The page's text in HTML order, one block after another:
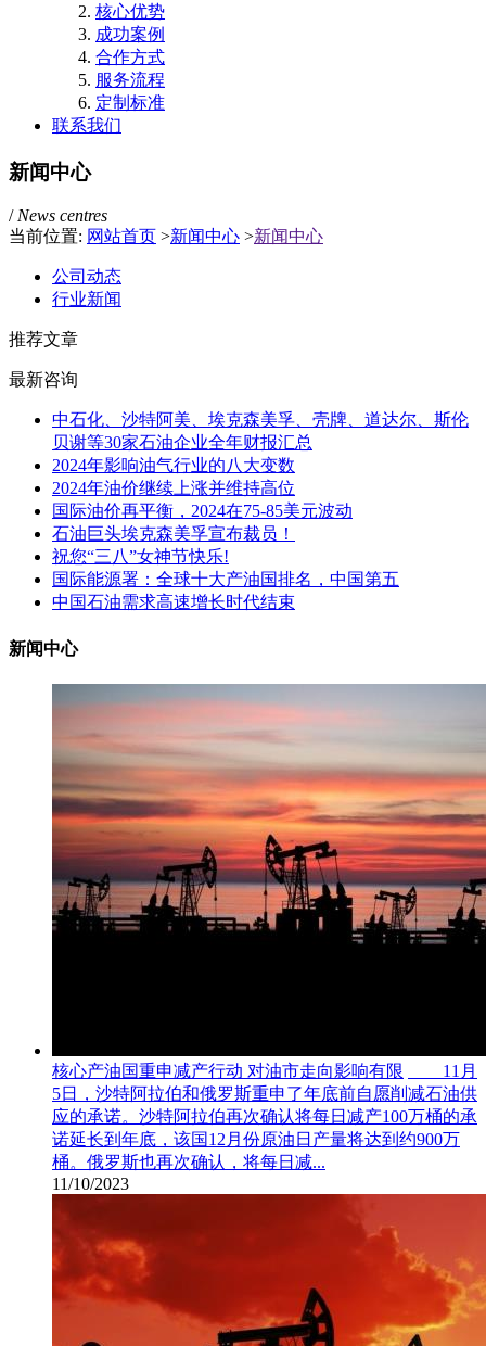
核心优势
成功案例
合作方式
服务流程
定制标准
联系我们
新闻中心
/News centres
当前位置: 网站首页 >新闻中心 >新闻中心
公司动态
行业新闻
推荐文章
最新咨询
中石化、沙特阿美、埃克森美孚、壳牌、道达尔、斯伦
贝谢等30家石油企业全年财报汇总
2024年影响油气行业的八大变数
2024年油价继续上涨并维持高位
国际油价再平衡，2024在75-85美元波动
石油巨头埃克森美孚宣布裁员！
祝您“三八”女神节快乐!
国际能源署：全球十大产油国排名，中国第五
中国石油需求高速增长时代结束
新闻中心
核心产油国重申减产行动 对油市走向影响有限
11月
5日，沙特阿拉伯和俄罗斯重申了年底前自愿削减石油供
应的承诺。沙特阿拉伯再次确认将每日减产100万桶的承
诺延长到年底，该国12月份原油日产量将达到约900万
桶。俄罗斯也再次确认，将每日减...
11/10/2023